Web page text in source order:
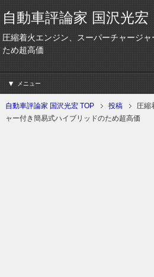
自動車評論家 国沢光宏
圧縮着火エンジン、スーパーチャージ
ため超高価
メニュー
自動車評論家 国沢光宏 TOP 投稿
圧縮
ャー付き簡易式ハイブリッドのため超高価